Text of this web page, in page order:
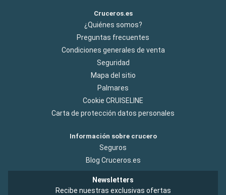
Cruceros.es
¿Quiénes somos?
Preguntas frecuentes
Condiciones generales de venta
Seguridad
Mapa del sitio
Palmares
Cookie CRUISELINE
Carta de protección datos personales
Información sobre crucero
Seguros
Blog Cruceros.es
Newsletters
Recibe nuestras exclusivas ofertas